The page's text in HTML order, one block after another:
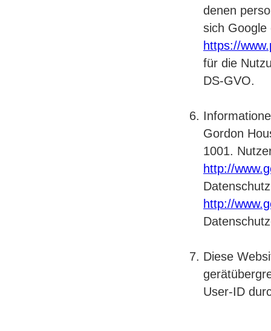
denen
sich Google
https://
für die
DS-GVO.
Gordon
1001.
http://
http://
Diese
User-ID